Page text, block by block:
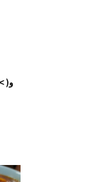
千葉県の勝浦へ行ってきました～♪٩(๑˃ ᵕ ˂ )و